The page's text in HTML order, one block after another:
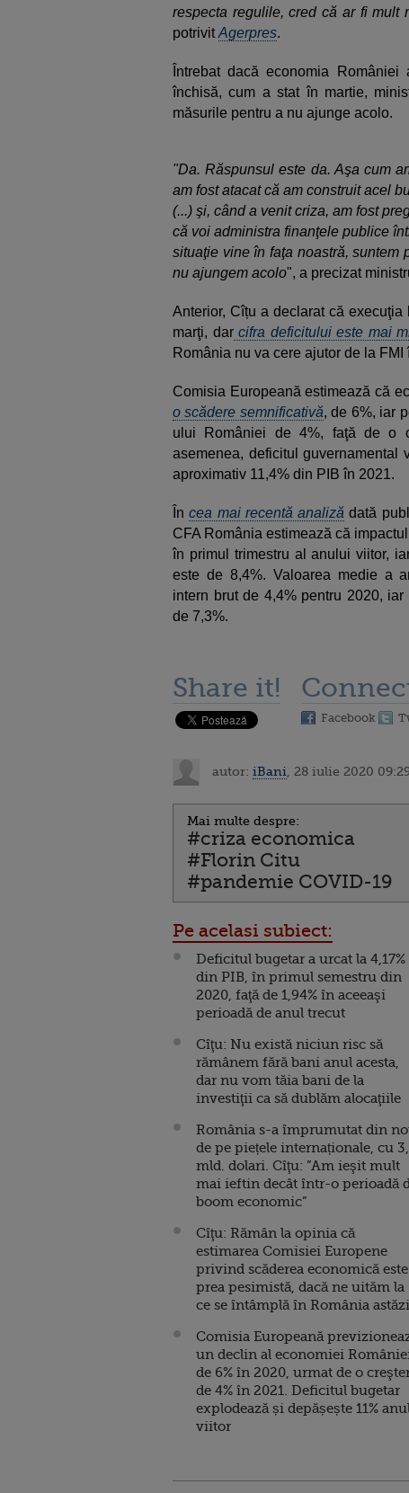
respecta regulile, cred că ar fi mult
potrivitAgerpres.
Întrebat dacă economia
închisă, cum a stat în martie,
măsurile pentru a nu ajunge acolo.
"Da. Răspunsul este da. Aşa cum
am fost atacat că am construit acel
(...) şi, când a venit criza, am fost
că voi administra finanţele publice
situaţie vine în faţa noastră, suntem
nu ajungem acolo", a precizat
Anterior, Cîțu a declarat că
marţi, darcifra deficitului este mai
România nu va cere ajutor de la FMI
Comisia Europeană estimează că
o scădere semnificativă, de 6%, iar
ului României de 4%, faţă de o
asemenea, deficitul
aproximativ 11,4% din PIB în 2021.
Încea mai recentă analiză dată
CFA România estimează că
în primul trimestru al anului viitor,
este de 8,4%. Valoarea medie a
intern brut de 4,4% pentru 2020,
de 7,3%.
Share it!
Facebook
autor: iBani , 28 iulie 2020
Mai multe despre:
#criza economica
#Florin Citu
#pandemie COVID-19
Pe acelasi subiect:
Deficitul bugetar a urcat la 4,17%
din PIB, în primul semestru din
2020, faţă de 1,94% în aceeaşi
perioadă de anul trecut
Cîţu: Nu există niciun risc să
rămânem fără bani anul acesta,
dar nu vom tăia bani de la
investiţii ca să dublăm alocaţiile
România s-a împrumutat din
de pe piețele internaționale, cu
mld. dolari. Cîţu: ”Am ieşit mult
mai ieftin decât într-o perioadă
boom economic”
Cîţu: Rămân la opinia că
estimarea Comisiei Europene
privind scăderea economică este
prea pesimistă, dacă ne uităm la
ce se întâmplă în România astăzi
Comisia Europeană
un declin al economiei
de 6% în 2020, urmat de o
de 4% în 2021. Deficitul bugetar
explodează și depășește 11%
viitor